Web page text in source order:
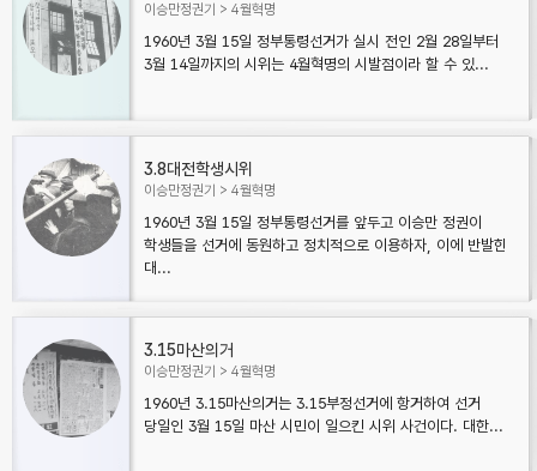
이승만정권기 4월혁명
1960년 3월 15일 정부통령선거가 실시 전인 2월 28일부터
3월 14일까지의 시위는 4월혁명의 시발점이라 할 수 있...
3.8대전학생시위
이승만정권기 4월혁명
1960년 3월 15일 정부통령선거를 앞두고 이승만 정권이
학생들을 선거에 동원하고 정치적으로 이용하자, 이에 반발한
대...
3.15마산의거
이승만정권기 4월혁명
1960년 3.15마산의거는 3.15부정선거에 항거하여 선거
당일인 3월 15일 마산 시민이 일으킨 시위 사건이다. 대한...